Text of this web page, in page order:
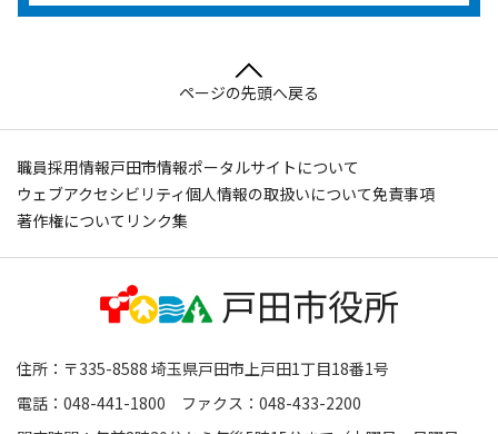
ページの先頭へ戻る
職員採用情報戸田市情報ポータルサイトについて
ウェブアクセシビリティ個人情報の取扱いについて免責事項
著作権について リンク集
住所：〒335-8588 埼玉県戸田市上戸田1丁目18番1号
電話：048-441-1800 ファクス：048-433-2200